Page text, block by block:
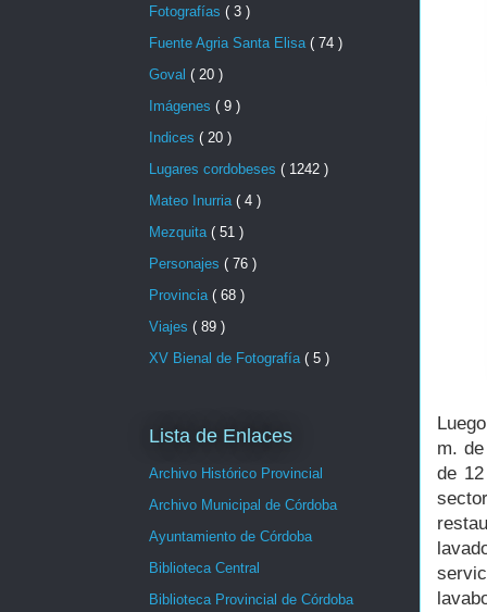
m.
de
Fotografías ( 3 )
Fuente Agria Santa Elisa ( 74 )
Goval ( 20 )
Imágenes ( 9 )
Indices ( 20 )
Lugares cordobeses ( 1242 )
Mateo Inurria ( 4 )
Mezquita ( 51 )
Personajes ( 76 )
Provincia ( 68 )
Viajes ( 89 )
XV Bienal de Fotografía ( 5 )
Lista de Enlaces
Archivo Histórico Provincial
Archivo Municipal de Córdoba
Ayuntamiento de Córdoba
Biblioteca Central
Biblioteca Provincial de Córdoba